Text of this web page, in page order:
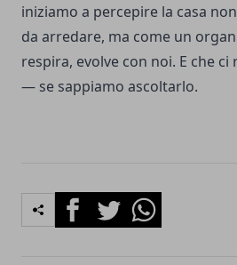
iniziamo a percepire la casa
da arredare, ma come un
respira, evolve con noi. E che
— se sappiamo ascoltarlo.
FacebookTwitterWhatsapp